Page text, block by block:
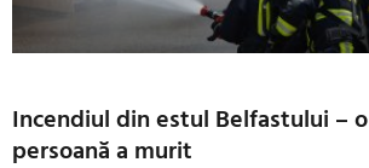
Incendiul din estul Belfastului – o
persoană a murit